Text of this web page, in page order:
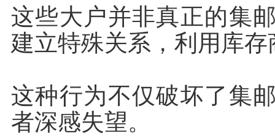
这些大户并非真正的集
建立特殊关系，利用库
这种行为不仅破坏了集
者深感失望。